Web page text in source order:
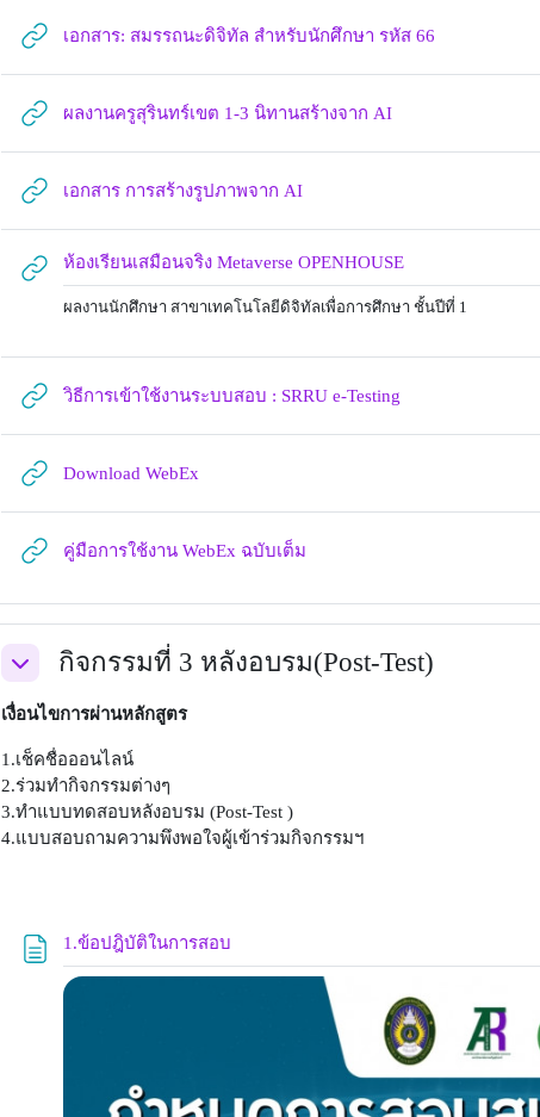
เอกสาร: สมรรถนะดิจิทัล สำหรับนักศึกษา รหัส 66
ผลงานครูสุรินทร์เขต 1-3 นิทานสร้างจาก AIURL
เอกสาร การสร้างรูปภาพจาก AIURL
ห้องเรียนเสมือนจริง Metaverse OPENHOUSEURL
ผลงานนักศึกษา สาขาเทคโนโลยีดิจิทัลเพื่อการศึกษา ชั้นปีที่ 1
วิธีการเข้าใช้งานระบบสอบ : SRRU e-Testing
Download WebEx
คู่มือการใช้งาน WebEx ฉบับเต็ม
ย่อ กิจกรรมที่ 3 หลังอบรม(Post-Test)
เงื่อนไขการผ่านหลักสูตร
1.เช็คชื่อออนไลน์
2.ร่วมทำกิจกรรมต่างๆ
3.ทำแบบทดสอบหลังอบรม (Post-Test )
4.แบบสอบถามความพึงพอใจผู้เข้าร่วมกิจกรรมฯ
1.ข้อปฎิบัติในการสอบ